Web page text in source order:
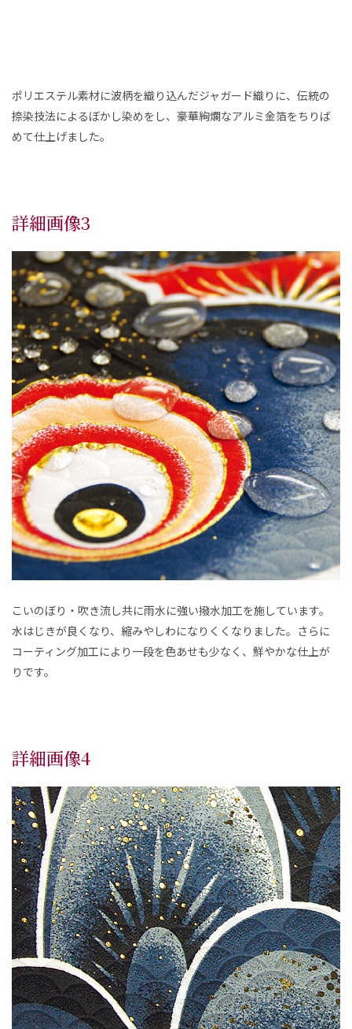
ポリエステル素材に波柄を織り込んだジャガード織りに、伝統の
捺染技法によるぼかし染めをし、豪華絢爛なアルミ金箔をちりば
めて仕上げました。
詳細画像3
こいのぼり・吹き流し共に雨水に強い撥水加工を施しています。
水はじきが良くなり、縮みやしわになりくくなりました。さらに
コーティング加工により一段を色あせも少なく、鮮やかな仕上が
りです。
詳細画像4